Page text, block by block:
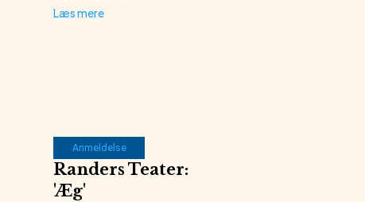
Læs mere
Anmeldelse
Randers Teater:
'Æg'